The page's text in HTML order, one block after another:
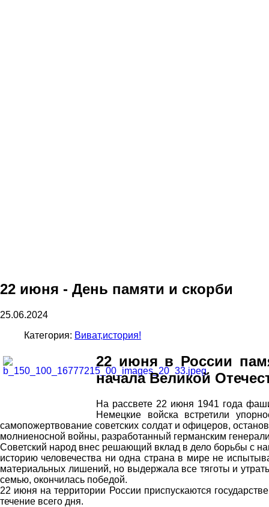
22 июня - День памяти и скорби
25.06.2024
Категория: Виват,история!
22 июня в России
начала Великой
На рассвете 22 июня 1941 года
Немецкие войска встретили
самопожертвование советских солдат и офицеров,
молниеносной войны, разработанный германским
Советский народ внес решающий вклад в дело борьбы с
историю человечества ни одна страна в мире не
материальных лишений, но выдержала все тяготы и
семью, окончилась победой.
22 июня на территории России приспускаются
течение всего дня.